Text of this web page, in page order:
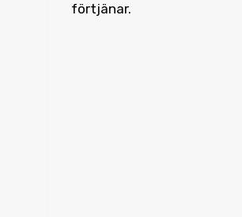
förtjänar.